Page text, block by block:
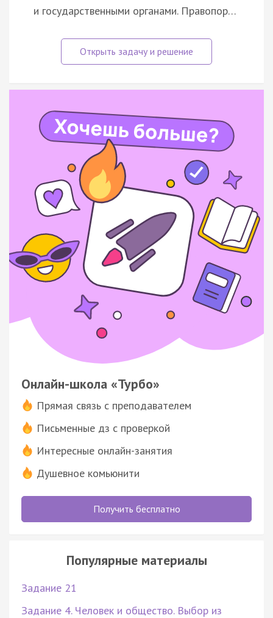
и государственными органами. Правопор…
Онлайн-школа «Турбо»
Прямая связь с преподавателем
Письменные дз с проверкой
Интересные онлайн-занятия
Душевное комьюнити
Получить бесплатно
Популярные материалы
Задание 21
Задание 4. Человек и общество. Выбор из